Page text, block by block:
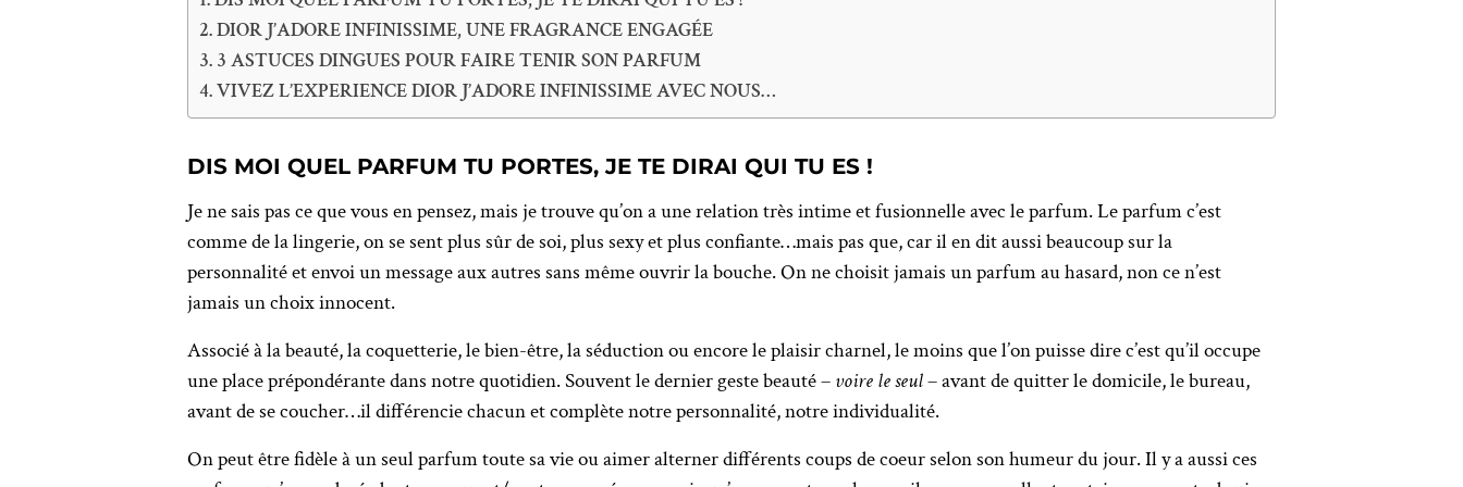
DIOR J’ADORE INFINISSIME, UNE FRAGRANCE ENGAGÉE
3 ASTUCES DINGUES POUR FAIRE TENIR SON PARFUM
VIVEZ L’EXPERIENCE DIOR J’ADORE INFINISSIME AVEC NOUS…
DIS MOI QUEL PARFUM TU PORTES, JE TE DIRAI QUI TU ES !
Je ne sais pas ce que vous en pensez, mais je trouve qu’on a une relation très intime et fusionnelle avec le parfum. Le parfum c’est
comme de la lingerie, on se sent plus sûr de soi, plus sexy et plus confiante…mais pas que, car il en dit aussi beaucoup sur la
personnalité et envoi un message aux autres sans même ouvrir la bouche. On ne choisit jamais un parfum au hasard, non ce n’est
jamais un choix innocent.
Associé à la beauté, la coquetterie, le bien-être, la séduction ou encore le plaisir charnel, le moins que l’on puisse dire c’est qu’il occupe
une place prépondérante dans notre quotidien. Souvent le dernier geste beauté – voire le seul– avant de quitter le domicile, le bureau,
avant de se coucher…il différencie chacun et complète notre personnalité, notre individualité.
On peut être fidèle à un seul parfum toute sa vie ou aimer alterner différents coups de coeur selon son humeur du jour. Il y a aussi ces